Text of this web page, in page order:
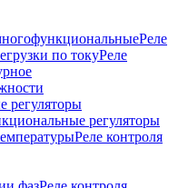
Реле
по токуРеле
регуляторы
регуляторы
Реле контроля